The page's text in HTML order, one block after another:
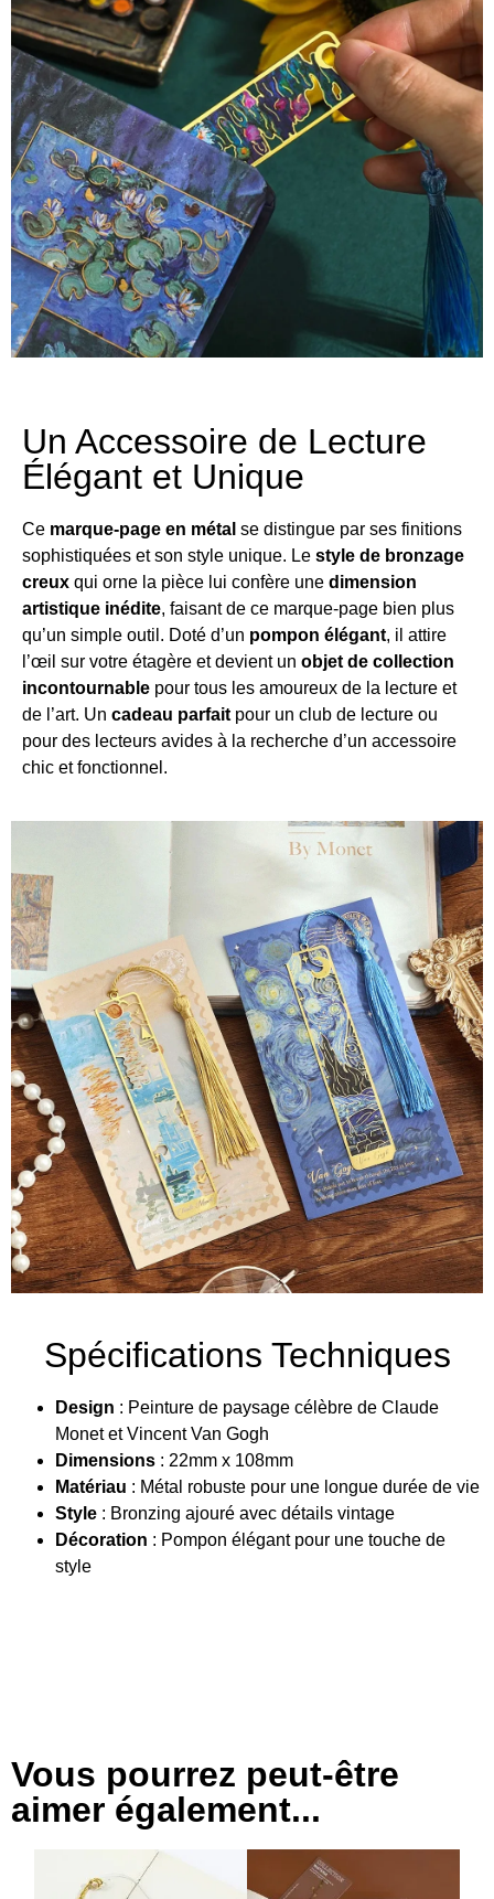
Un Accessoire de Lecture
Élégant et Unique
Ce marque-page en métal se distingue par ses finitions
sophistiquées et son style unique. Le style de bronzage
creux qui orne la pièce lui confère une dimension
artistique inédite, faisant de ce marque-page bien plus
qu’un simple outil. Doté d’un pompon élégant, il attire
l’œil sur votre étagère et devient un objet de collection
incontournable pour tous les amoureux de la lecture et
de l’art. Un cadeau parfait pour un club de lecture ou
pour des lecteurs avides à la recherche d’un accessoire
chic et fonctionnel.
Spécifications Techniques
Design : Peinture de paysage célèbre de Claude
Monet et Vincent Van Gogh
Dimensions : 22mm x 108mm
Matériau : Métal robuste pour une longue durée de vie
Style : Bronzing ajouré avec détails vintage
Décoration : Pompon élégant pour une touche de
style
Vous pourrez peut-être
aimer également...